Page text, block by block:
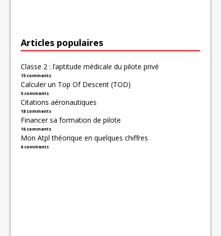
Articles populaires
Classe 2 : l’aptitude médicale du pilote privé
15 comments
Calculer un Top Of Descent (TOD)
5 comments
Citations aéronautiques
18 comments
Financer sa formation de pilote
16 comments
Mon Atpl théorique en quelques chiffres
6 comments